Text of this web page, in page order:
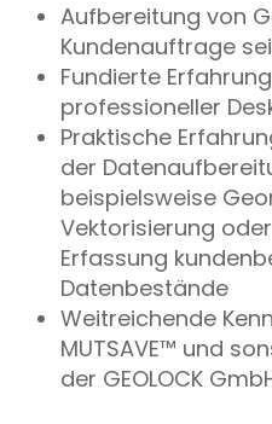
Aufbereitung von
Kundenauftrage
Fundierte
professioneller
Praktische
der
beispielsweise
Vektorisierung
Erfassung
Datenbestände
Weitreichende
MUTSAVE™ und
der GEOLOCK